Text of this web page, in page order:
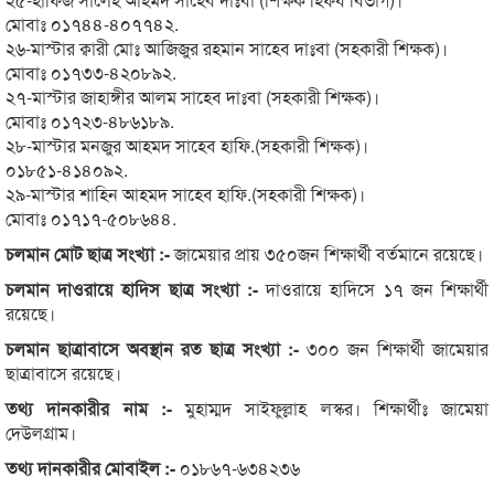
মোবাঃ ০১৭৪৪-৪০৭৭৪২.
২৬-মাস্টার ক্বারী মোঃ আজিজুর রহমান সাহেব দাঃবা (সহকারী শিক্ষক)।
মোবাঃ ০১৭৩৩-৪২০৮৯২.
২৭-মাস্টার জাহাঙ্গীর আলম সাহেব দাঃবা (সহকারী শিক্ষক)।
মোবাঃ ০১৭২৩-৪৮৬১৮৯.
২৮-মাস্টার মনজুর আহমদ সাহেব হাফি.(সহকারী শিক্ষক)।
০১৮৫১-৪১৪০৯২.
২৯-মাস্টার শাহিন আহমদ সাহেব হাফি.(সহকারী শিক্ষক)।
মোবাঃ ০১৭১৭-৫০৮৬৪৪.
চলমান মোট ছাত্র সংখ্যা :-জামেয়ার প্রায় ৩৫০জন শিক্ষার্থী বর্তমানে রয়েছে।
চলমান দাওরায়ে হাদিস ছাত্র সংখ্যা :- দাওরায়ে হাদিসে ১৭ জন শিক্ষার্থী
রয়েছে।
চলমান ছাত্রাবাসে অবস্থান রত ছাত্র সংখ্যা :- ৩০০ জন শিক্ষার্থী জামেয়ার
ছাত্রাবাসে রয়েছে।
তথ্য দানকারীর নাম :-মুহাম্মদ সাইফুল্লাহ লস্কর। শিক্ষার্থীঃ জামেয়া
দেউলগ্রাম।
তথ্য দানকারীর মোবাইল :- ০১৮৬৭-৬৩৪২৩৬